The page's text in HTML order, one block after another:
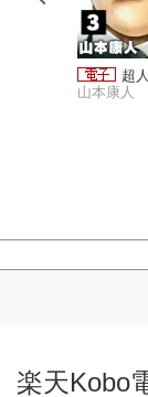
超
山本康人
楽天Kobo